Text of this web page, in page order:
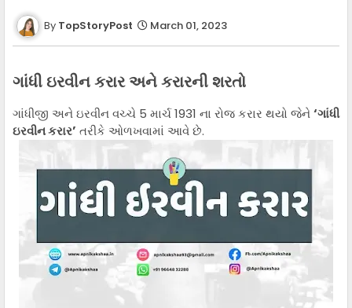
TopStoryPost March 01, 2023
ગાંધી ઇરવીન કરાર અને કરારની શરતો
ગાંધીજી અને ઇરવીન વચ્ચે 5 માર્ચ 1931 ના રોજ કરાર થયો જેને‘ગાંધી
ઇરવીન કરાર’ તરીકે ઓળખવામાં આવે છે.